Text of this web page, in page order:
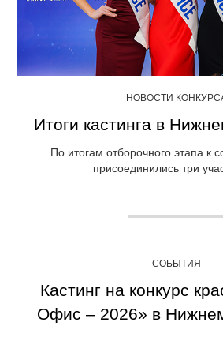
НОВОСТИ
Итоги кастинга в
По итогам отборочного этапа к
присоединились три
СОБЫТИЯ
Кастинг на конкурс
Офис – 2026» в